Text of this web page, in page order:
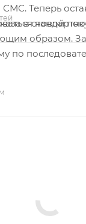
СМС. Теперь
новой
в
образом.
по
оплаты,
поможет